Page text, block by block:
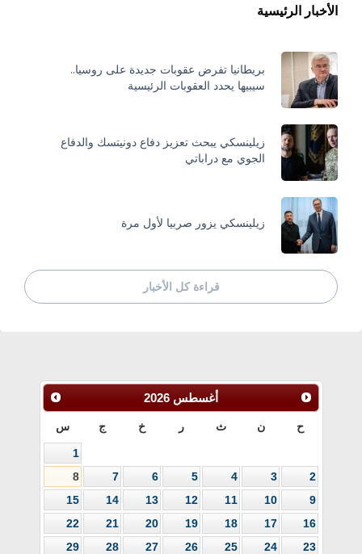
الأخبار الرئيسية
بريطانيا تفرض عقوبات جديدة على روسيا..
سيبيها يحدد العقوبات الرئيسية
زيلينسكي يبحث تعزيز دفاع دونيتسك والدفاع
الجوي مع دراباتي
زيلينسكي يزور صربيا لأول مرة
قراءة كل الأخبار
أغسطس 2026
ح ن ث ر خ ج س
1
2
3
4
5
6
7
8
9
10
11
12
13
14
15
16
17
18
19
20
21
22
23
24
25
26
27
28
29